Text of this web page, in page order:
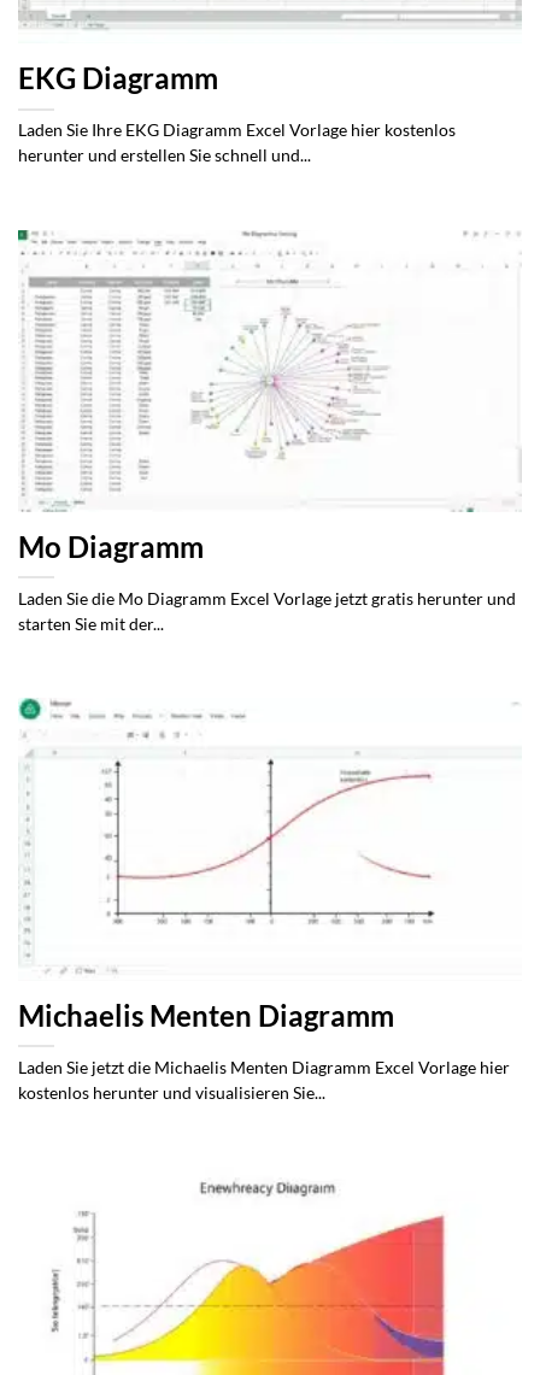
EKG Diagramm
Laden Sie Ihre EKG Diagramm Excel Vorlage hier kostenlos
herunter und erstellen Sie schnell und...
Mo Diagramm
Laden Sie die Mo Diagramm Excel Vorlage jetzt gratis herunter und
starten Sie mit der...
Michaelis Menten Diagramm
Laden Sie jetzt die Michaelis Menten Diagramm Excel Vorlage hier
kostenlos herunter und visualisieren Sie...